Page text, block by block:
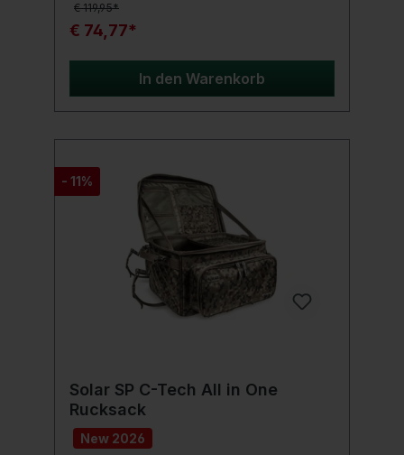
Die Vordertaschen dieser Backpacks sind
mit einer EVA – Front versehen, welche
durch ihre Festigkeit, zerbrechliche und
empfindliche Ausrüstung, wie Handy oder
Kamera, schützen soll. Des Weiteren
Reisverschlüsse sowie einen wasser- und
anatomisch geformte und versteifte
Verstellmöglichkeiten per Gurt, garantieren
einen optimalen Tragekomfort des
Climbers.Produktdetails: 4 Seitentaschen 2
Fronttaschen (EVA Stamp) 1 geräumiges
Hauptfach mit Netzinnentasche große
Frontklappe mit Reißverschluss Deckelfach
mit Reißverschluss Gummizugseil (z.B. für ein
Volumen: ca. 45 Liter Material: 600D Nylon
wasserabweisendes PVC Coating Maße: 69
€ 119,95*
€ 74,77*
In den Warenkorb
- 11%
Solar SP C-Tech All in One
Rucksack
New 2026